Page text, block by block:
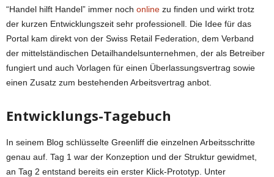
“Handel hilft Handel” immer noch online zu finden und wirkt trotz
der kurzen Entwicklungszeit sehr professionell. Die Idee für das
Portal kam direkt von der Swiss Retail Federation, dem Verband
der mittelständischen Detailhandelsunternehmen, der als Betreiber
fungiert und auch Vorlagen für einen Überlassungsvertrag sowie
einen Zusatz zum bestehenden Arbeitsvertrag anbot.
Entwicklungs-Tagebuch
In seinem Blog schlüsselte Greenliff die einzelnen Arbeitsschritte
genau auf. Tag 1 war der Konzeption und der Struktur gewidmet,
an Tag 2 entstand bereits ein erster Klick-Prototyp. Unter